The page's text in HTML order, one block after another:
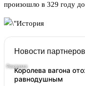
произошло в 329 году
Новости партнеров
Королева вагона
равнодушным